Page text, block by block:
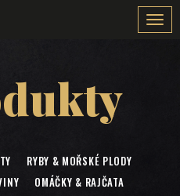
RYBY & MOŘSKÉ PLODY
OMÁČKY & RAJČATA